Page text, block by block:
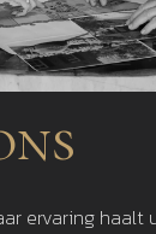
ervaring haalt